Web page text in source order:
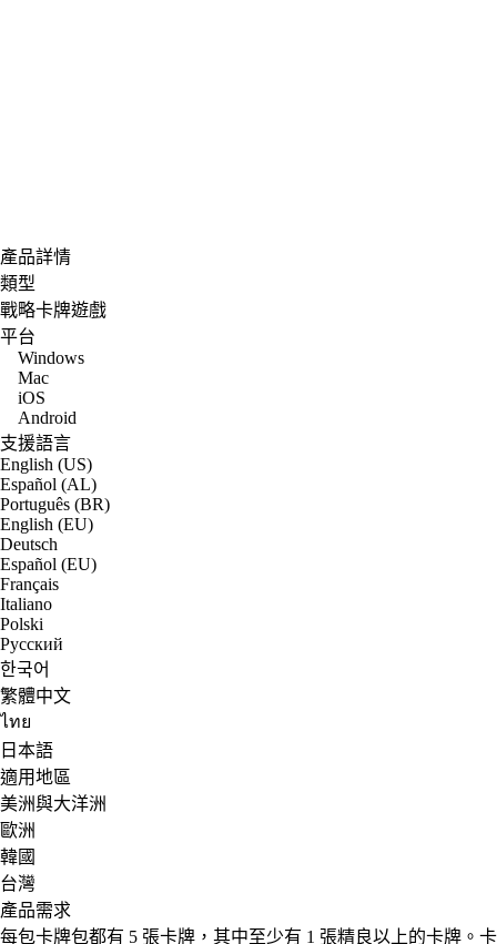
產品詳情
類型
戰略卡牌遊戲
平台
Windows
Mac
iOS
Android
支援語言
English (US)
Español (AL)
Português (BR)
English (EU)
Deutsch
Español (EU)
Français
Italiano
Polski
Русский
한국어
繁體中文
ไทย
日本語
適用地區
美洲與大洋洲
歐洲
韓國
台灣
產品需求
每包卡牌包都有 5 張卡牌，其中至少有 1 張精良以上的卡牌。卡